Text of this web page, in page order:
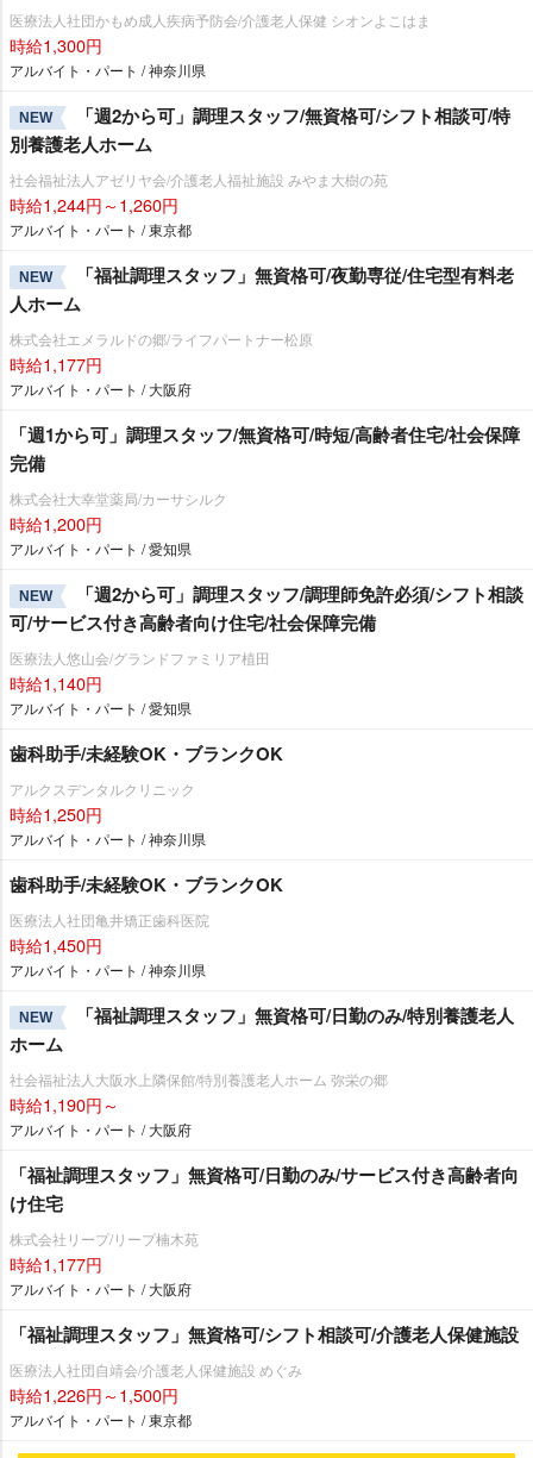
医療法人社団かもめ成人疾病予防会/介護老人保健 シオンよこはま
時給1,300円
アルバイト・パート / 神奈川県
NEW
「週2から可」調理スタッフ/無資格可/シフト相談可/特
別養護老人ホーム
社会福祉法人アゼリヤ会/介護老人福祉施設 みやま大樹の苑
時給1,244円～1,260円
アルバイト・パート / 東京都
NEW
「福祉調理スタッフ」無資格可/夜勤専従/住宅型有料老
人ホーム
株式会社エメラルドの郷/ライフパートナー松原
時給1,177円
アルバイト・パート / 大阪府
「週1から可」調理スタッフ/無資格可/時短/高齢者住宅/社会保障
完備
株式会社大幸堂薬局/カーサシルク
時給1,200円
アルバイト・パート / 愛知県
NEW
「週2から可」調理スタッフ/調理師免許必須/シフト相談
可/サービス付き高齢者向け住宅/社会保障完備
医療法人悠山会/グランドファミリア植田
時給1,140円
アルバイト・パート / 愛知県
歯科助手/未経験OK・ブランクOK
アルクスデンタルクリニック
時給1,250円
アルバイト・パート / 神奈川県
歯科助手/未経験OK・ブランクOK
医療法人社団亀井矯正歯科医院
時給1,450円
アルバイト・パート / 神奈川県
NEW
「福祉調理スタッフ」無資格可/日勤のみ/特別養護老人
ホーム
社会福祉法人大阪水上隣保館/特別養護老人ホーム 弥栄の郷
時給1,190円～
アルバイト・パート / 大阪府
「福祉調理スタッフ」無資格可/日勤のみ/サービス付き高齢者向
け住宅
株式会社リープ/リープ楠木苑
時給1,177円
アルバイト・パート / 大阪府
「福祉調理スタッフ」無資格可/シフト相談可/介護老人保健施設
医療法人社団自靖会/介護老人保健施設 めぐみ
時給1,226円～1,500円
アルバイト・パート / 東京都